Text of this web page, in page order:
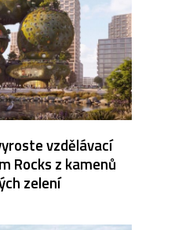
vzdělávací
Rocks z kamenů
zelení